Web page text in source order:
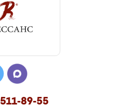
511-89-55